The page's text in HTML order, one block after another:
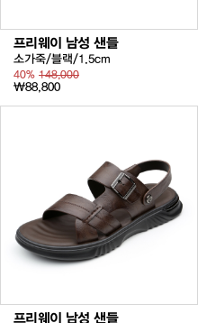
프리웨이 남성 샌들
소가죽/블랙/1.5cm
40% 148,000
₩88,800
프리웨이 남성 샌들